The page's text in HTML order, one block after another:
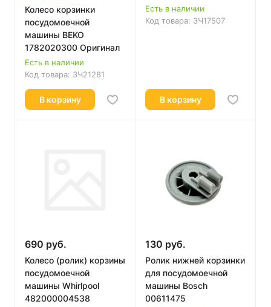
Колесо корзинки
посудомоечной
машины BEKO
1782020300 Оригинал
Есть в наличии
Код товара: ЗЧ21281
В корзину
Есть в наличии
Код товара: ЗЧ17507
В корзину
690 руб.
Колесо (ролик) корзины
посудомоечной
машины Whirlpool
482000004538
130 руб.
Ролик нижней корзинки
для посудомоечной
машины Bosch
00611475